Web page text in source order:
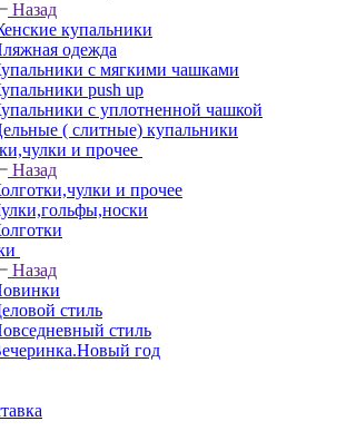
Назад
купальники
одежда
с мягкими чашками
push up
с уплотненной чашкой
( слитные) купальники
и прочее
Назад
и прочее
Назад
стиль
стиль
год